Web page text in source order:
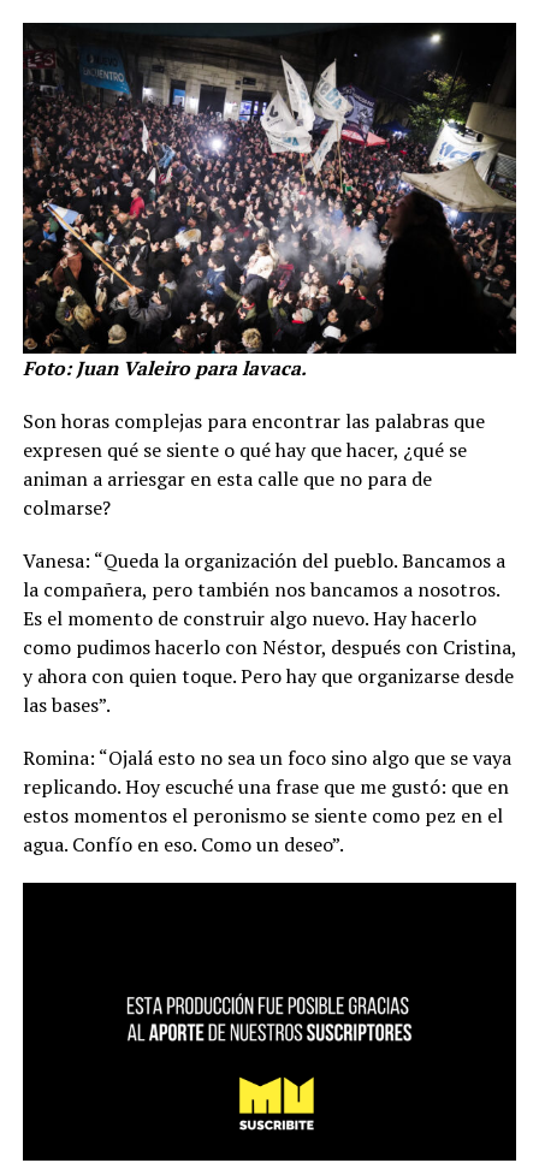
Foto: Juan Valeiro para lavaca.
Son horas complejas para encontrar las palabras que
expresen qué se siente o qué hay que hacer, ¿qué se
animan a arriesgar en esta calle que no para de
colmarse?
Vanesa: “Queda la organización del pueblo. Bancamos a
la compañera, pero también nos bancamos a nosotros.
Es el momento de construir algo nuevo. Hay hacerlo
como pudimos hacerlo con Néstor, después con Cristina,
y ahora con quien toque. Pero hay que organizarse desde
las bases”.
Romina: “Ojalá esto no sea un foco sino algo que se vaya
replicando. Hoy escuché una frase que me gustó: que en
estos momentos el peronismo se siente como pez en el
agua. Confío en eso. Como un deseo”.